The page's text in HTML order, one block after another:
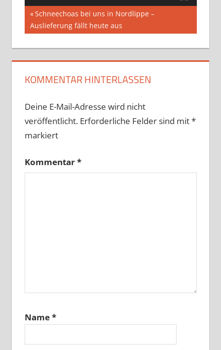
Beitragsnavigation
Vorheriger
Beitrag:
Schneechoas bei uns in Nordlippe –
Auslieferung fällt heute aus
KOMMENTAR HINTERLASSEN
Deine E-Mail-Adresse wird nicht
veröffentlicht. Erforderliche Felder sind mit*
markiert
Kommentar*
Name*